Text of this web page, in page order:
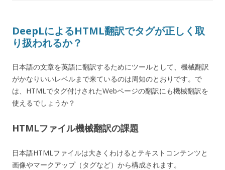
DeepLによるHTML翻訳でタグが正しく取
り扱われるか？
日本語の文章を英語に翻訳するためにツールとして、機械翻訳
がかなりいいレベルまで来ているのは周知のとおりです。で
は、HTMLでタグ付けされたWebページの翻訳にも機械翻訳を
使えるでしょうか？
HTMLファイル機械翻訳の課題
日本語HTMLファイルは大きくわけるとテキストコンテンツと
画像やマークアップ（タグなど）から構成されます。